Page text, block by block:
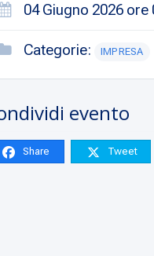
04 Giugno 2026 ore
Categorie: IMPRESA
evento
Share Tweet